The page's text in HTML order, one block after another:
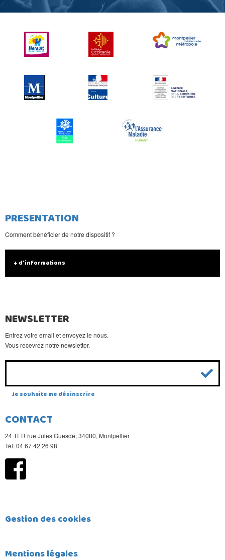
PRESENTATION
Comment bénéficier de notre dispositif ?
+ d'informations
NEWSLETTER
Entrez votre email et envoyez le nous.
Vous recevrez notre newsletter.
Je souhaite me désinscrire
CONTACT
24 TER rue Jules Guesde, 34080, Montpellier
Tèl: 04 67 42 26 98
Gestion des cookies
Mentions légales